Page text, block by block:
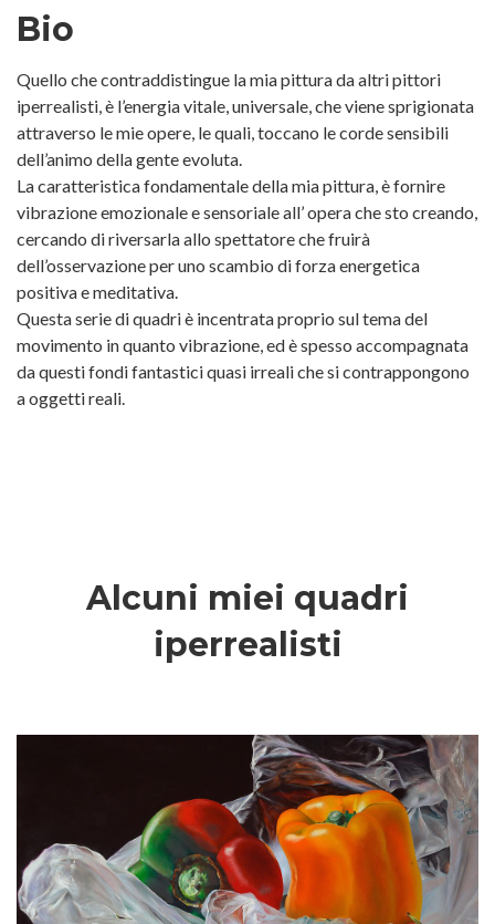
Bio
Quello che contraddistingue la mia pittura da altri pittori
iperrealisti, è l’energia vitale, universale, che viene sprigionata
attraverso le mie opere, le quali, toccano le corde sensibili
dell’animo della gente evoluta.
La caratteristica fondamentale della mia pittura, è fornire
vibrazione emozionale e sensoriale all’ opera che sto creando,
cercando di riversarla allo spettatore che fruirà
dell’osservazione per uno scambio di forza energetica
positiva e meditativa.
Questa serie di quadri è incentrata proprio sul tema del
movimento in quanto vibrazione, ed è spesso accompagnata
da questi fondi fantastici quasi irreali che si contrappongono
a oggetti reali.
Alcuni miei quadri
iperrealisti